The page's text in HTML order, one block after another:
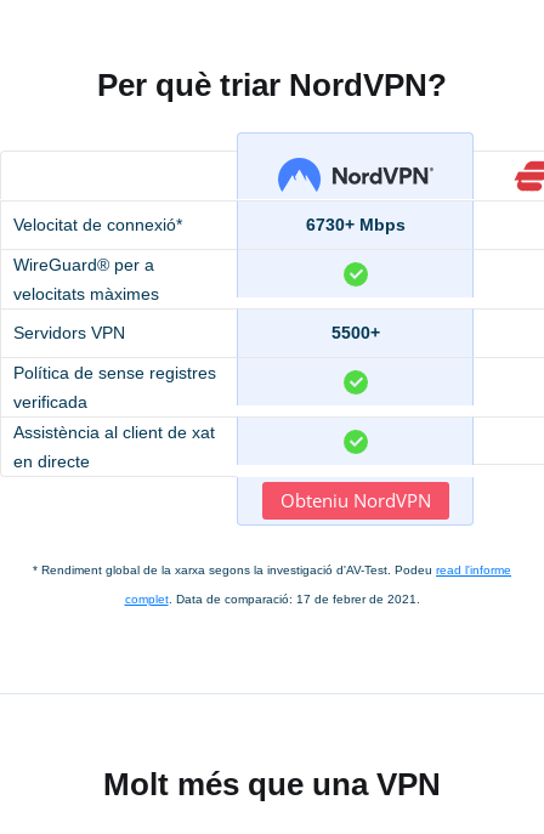
Per què triar NordVPN?
Velocitat de connexió* 6730+ Mbps
WireGuard® per a
velocitats màximes
Servidors VPN 5500+
Política de sense registres
verificada
Assistència al client de xat
en directe
Obteniu NordVPN
* Rendiment global de la xarxa segons la investigació d'AV-Test. Podeu read l'informe
complet. Data de comparació: 17 de febrer de 2021.
Molt més que una VPN